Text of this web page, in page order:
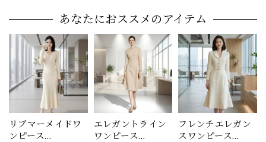
あなたにおススメのアイテム
リブマーメイドワ
ンピース
エレガントライン
ワンピース
フレンチエレガン
スワンピース